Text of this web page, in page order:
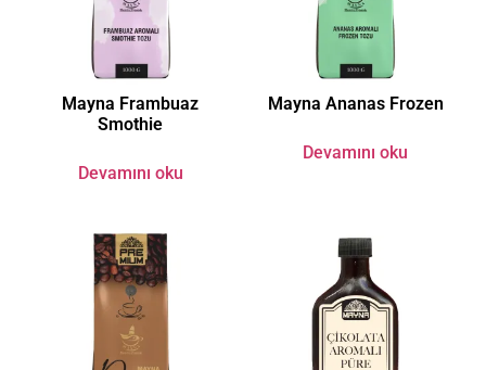
Mayna Frambuaz
Smothie
Devamını oku
Mayna Ananas Frozen
Devamını oku